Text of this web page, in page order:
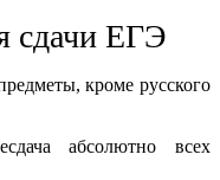
сдачи ЕГЭ
кроме русского
абсолютно всех